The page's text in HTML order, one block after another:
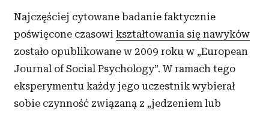
Najczęściej cytowane badanie faktycznie
poświęcone czasowi kształtowania się nawyków
zostało opublikowane w 2009 roku w „European
Journal of Social Psychology”. W ramach tego
eksperymentu każdy jego uczestnik wybierał
sobie czynność związaną z „jedzeniem lub